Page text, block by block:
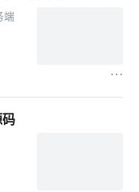
端